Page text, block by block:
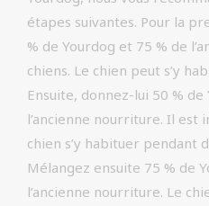
étapes suivantes. Pour la
% de Yourdog et 75 % de
chiens. Le chien peut s’y
Ensuite, donnez-lui 50 %
l’ancienne nourriture. Il est
chien s’y habituer pendant
Mélangez ensuite 75 % de
l’ancienne nourriture. Le